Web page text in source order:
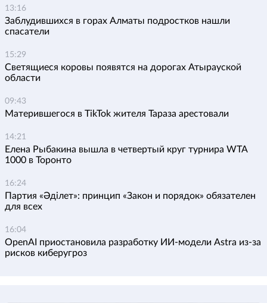
13:16
Заблудившихся в горах Алматы подростков нашли
спасатели
15:29
Светящиеся коровы появятся на дорогах Атырауской
области
09:43
Матерившегося в TikTok жителя Тараза арестовали
14:21
Елена Рыбакина вышла в четвертый круг турнира WTA
1000 в Торонто
16:24
Партия «Әділет»: принцип «Закон и порядок» обязателен
для всех
16:04
OpenAI приостановила разработку ИИ-модели Astra из-за
рисков киберугроз